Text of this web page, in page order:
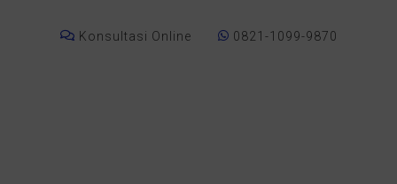
Konsultasi Online 0821-1099-9870